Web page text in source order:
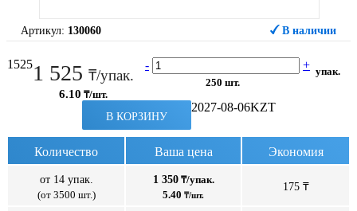
Артикул: 130060 В наличии
15251 525 ₸/упак.
6.10 ₸/шт.
- +
250 шт.
упак.
В КОРЗИНУ
2027-08-06KZT
Количество Ваша цена Экономия
от 14 упак.
(от 3500 шт.)
1 350₸/упак.
5.40 ₸/шт.
175 ₸